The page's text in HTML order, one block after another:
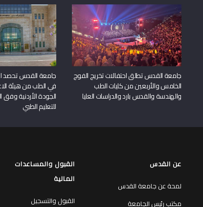
جامعة القدس تطلق احتفالات تخريج الفوج
الخامس والأربعين من كليات الطب
والهندسة والقدس بارد والدراسات العليا
جامعة القدس تحصد
في الطب من هيئة
الجودة الأردنية وفق
للتعليم الطبي
عن القدس
لمحة عن جامعة القدس
مكتب رئيس الجامعة
القبول والمساعدات
المالية
القبول والتسجيل